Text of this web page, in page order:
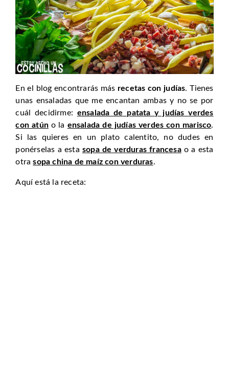
En el blog encontrarás más recetas con judías. Tienes
unas ensaladas que me encantan ambas y no se por
cuál decidirme: ensalada de patata y judías verdes
con atúno la ensalada de judías verdes con marisco.
Si las quieres en un plato calentito, no dudes en
ponérselas a esta sopa de verduras francesao a esta
otrasopa china de maíz con verduras.
Aquí está la receta: